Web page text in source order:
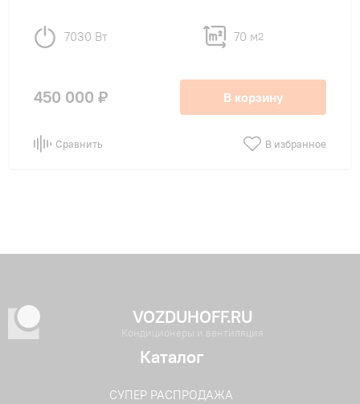
7030 Вт 70 м2
450 000 ₽ В корзину
Сравнить В избранное
VOZDUHOFF.RU
Кондиционеры и вентиляция
Каталог
СУПЕР РАСПРОДАЖА